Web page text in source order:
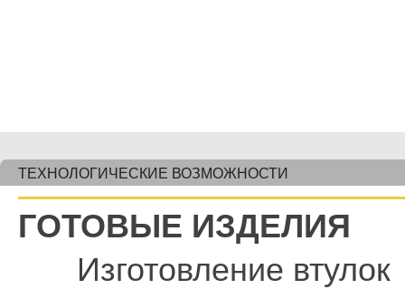
ТЕХНОЛОГИЧЕСКИЕ ВОЗМОЖНОСТИ
ГОТОВЫЕ ИЗДЕЛИЯ
Изготовление втулок